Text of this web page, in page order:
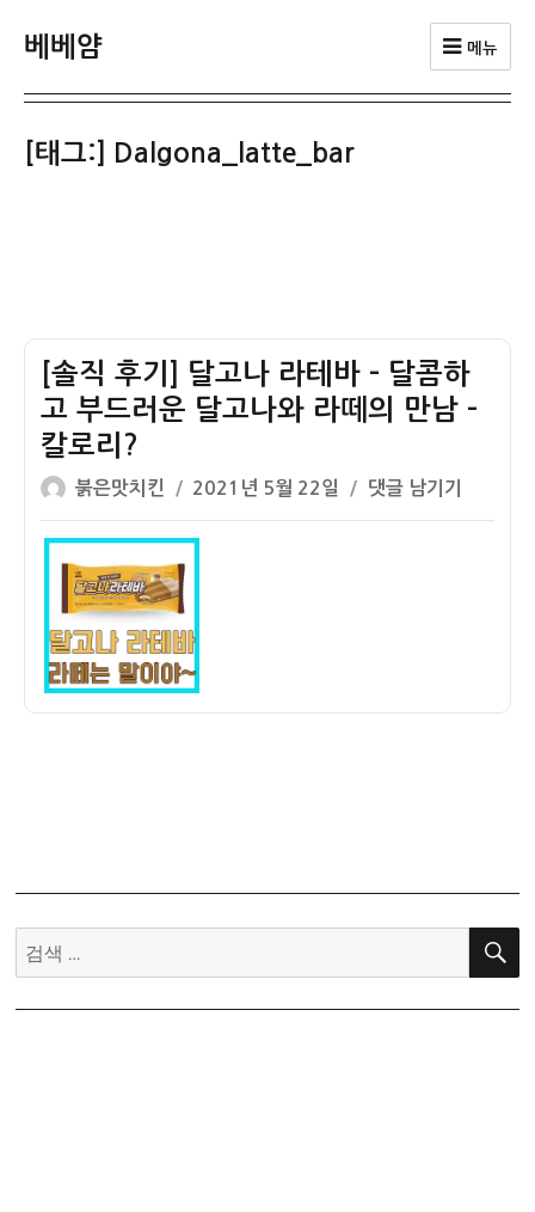
베베얌 메뉴
[태그:] Dalgona_latte_bar
[솔직 후기] 달고나 라테바 – 달콤하
고 부드러운 달고나와 라떼의 만남 –
칼로리?
글
쓴
이
붉은맛치킨
작
성
일
2021년 5월 22일
[솔
직
댓글 남기기
검
색:
검